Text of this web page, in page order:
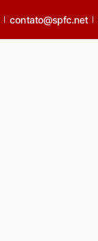
contato@spfc.net